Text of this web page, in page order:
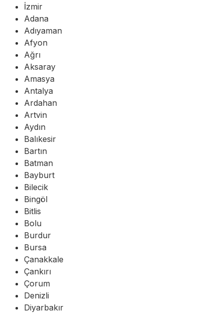
İzmir
Adana
Adıyaman
Afyon
Ağrı
Aksaray
Amasya
Antalya
Ardahan
Artvin
Aydın
Balıkesir
Bartın
Batman
Bayburt
Bilecik
Bingöl
Bitlis
Bolu
Burdur
Bursa
Çanakkale
Çankırı
Çorum
Denizli
Diyarbakır